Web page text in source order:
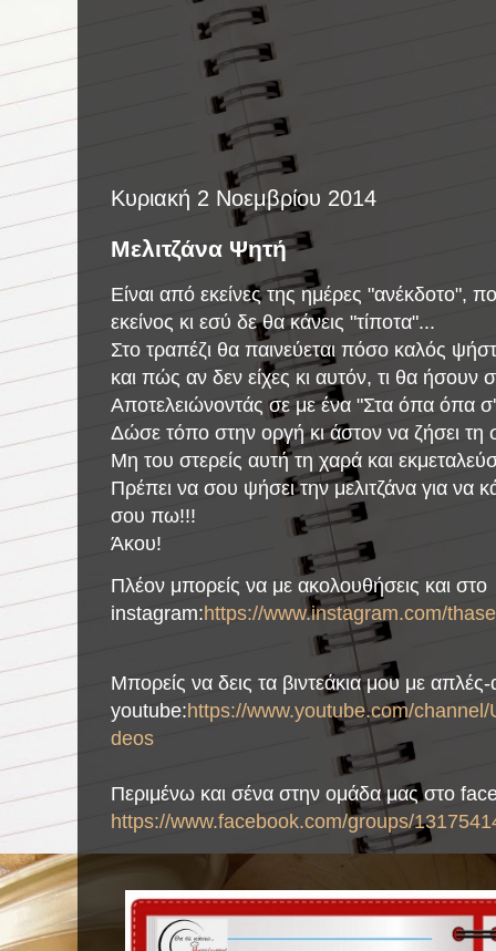
Κυριακή 2 Νοεμβρίου 2014
Μελιτζάνα Ψητή
Είναι από εκείνες της ημέρες "ανέκδοτο",
εκείνος κι εσύ δε θα κάνεις "τίποτα"...
Στο τραπέζι θα παινεύεται πόσο καλός
και πώς αν δεν είχες κι αυτόν, τι θα ήσουν
Αποτελειώνοντάς σε με ένα "Στα όπα όπα
Δώσε τόπο στην οργή κι άστον να ζήσει τη
Μη του στερείς αυτή τη χαρά και
Πρέπει να σου ψήσει την μελιτζάνα για να
σου πω!!!
Άκου!
Πλέον μπορείς να με ακολουθήσεις και στο
instagram:https://www.instagram.com/
Μπορείς να δεις τα βιντεάκια μου με
youtube:https://www.youtube.com/
deos
Περιμένω και σένα στην ομάδα μας στο
https://www.facebook.com/groups/